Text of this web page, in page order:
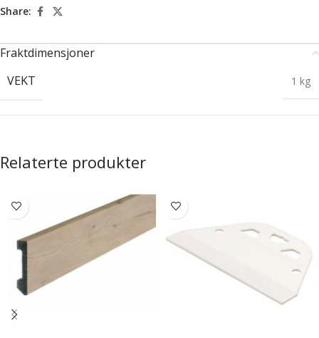
Share:
Fraktdimensjoner
VEKT
1 kg
Relaterte produkter